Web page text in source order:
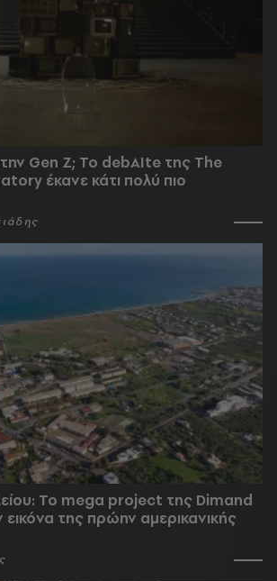
Gen Z; Το debAIte της The
έκανε κάτι πολύ πιο
To mega project της Dimand
εικόνα της πρώην αμερικανικής